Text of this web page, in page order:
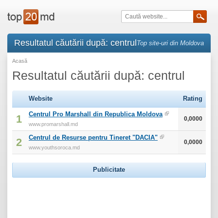
Resultatul căutării după: centrul Top site-uri din Moldova
Acasă
Resultatul căutării după: centrul
Website Rating
1 Centrul Pro Marshall din Republica Moldova
www.promarshall.md
0,0000
2 Centrul de Resurse pentru Tineret "DACIA"
www.youthsoroca.md
0,0000
Publicitate